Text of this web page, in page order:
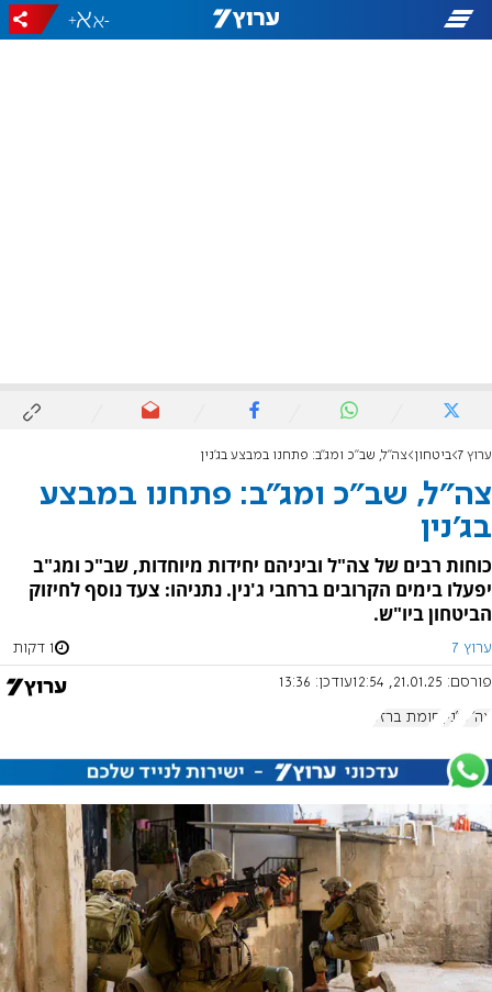
-
+
ערוץ 7 ביטחון צה"ל, שב"כ ומג"ב: פתחנו במבצע בג'נין
צה"ל, שב"כ ומג"ב: פתחנו במבצע
בג'נין
כוחות רבים של צה"ל וביניהם יחידות מיוחדות, שב"כ ומג"ב
יפעלו בימים הקרובים ברחבי ג'נין. נתניהו: צעד נוסף לחיזוק
הביטחון ביו"ש.
ערוץ 7 1 דקות
פורסם: 21.01.25, 12:54 עודכן: 13:36
צה"ל ג'נין חומת ברזל